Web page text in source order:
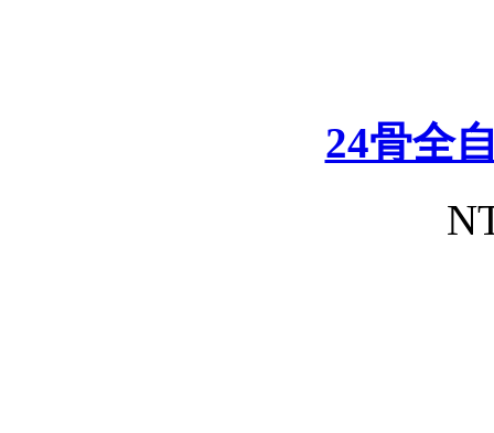
24骨全